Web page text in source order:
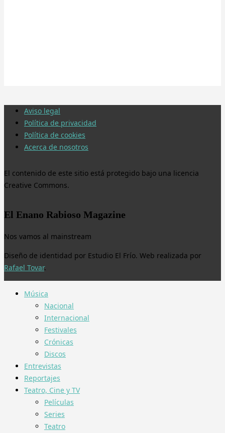
Aviso legal
Política de privacidad
Política de cookies
Acerca de nosotros
El contenido de este sitio está protegido bajo una licencia
Creative Commons.
El Enano Rabioso Magazine
Nos vamos al mainstream
Diseño de identidad por Estudio El Frío. Web realizada por
Rafael Tovar.
Música
Nacional
Internacional
Festivales
Crónicas
Discos
Entrevistas
Reportajes
Teatro, Cine y TV
Películas
Series
Teatro